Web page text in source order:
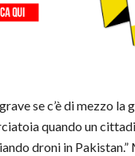
grave se c’è di mezzo la
quando un
droni in Pakistan.”